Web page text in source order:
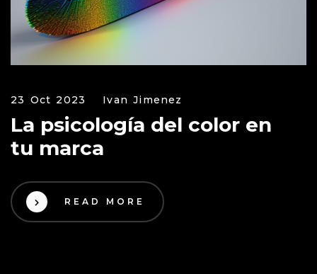
23 Oct 2023 Ivan Jimenez
La psicología del color en
tu marca
READ MORE